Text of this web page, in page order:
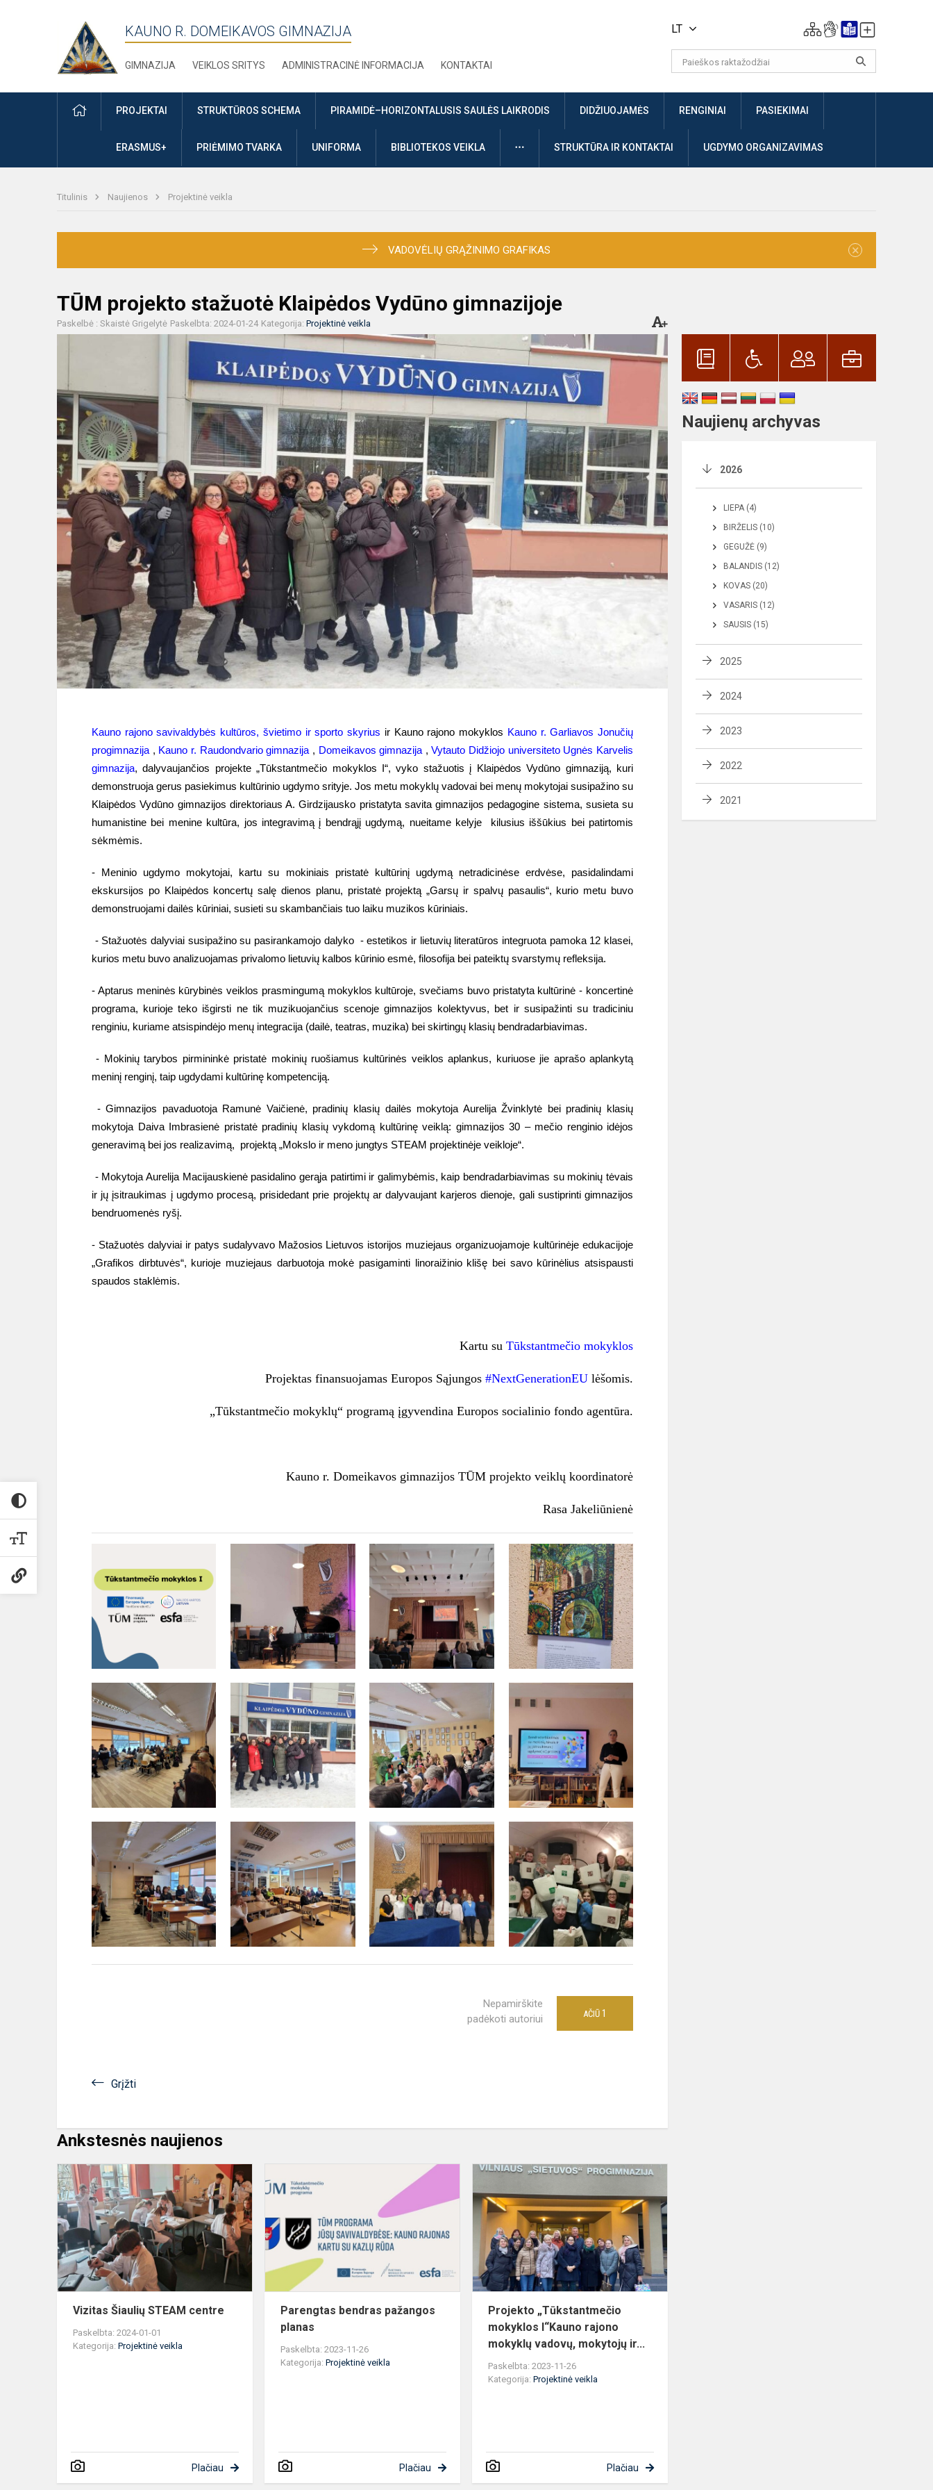
KAUNO R. DOMEIKAVOS GIMNAZIJA
GIMNAZIJA VEIKLOS SRITYS ADMINISTRACINĖ INFORMACIJA KONTAKTAI
LT
PRADŽIAPROJEKTAI STRUKTŪROS SCHEMA PIRAMIDĖ–HORIZONTALUSIS SAULĖS LAIKRODIS DIDŽIUOJAMĖS RENGINIAI PASIEKIMAI
ERASMUS+ PRIĖMIMO TVARKA UNIFORMA BIBLIOTEKOS VEIKLA DAUGIAUSTRUKTŪRA IR KONTAKTAI UGDYMO ORGANIZAVIMAS
Titulinis Naujienos Projektinė veikla
VADOVĖLIŲ GRĄŽINIMO GRAFIKAS ×
TŪM projekto stažuotė Klaipėdos Vydūno gimnazijoje
Paskelbė : Skaistė Grigelytė Paskelbta: 2024-01-24 Kategorija: Projektinė veikla
Kauno rajono savivaldybės kultūros, švietimo ir sporto skyrius ir Kauno rajono mokyklos Kauno r. Garliavos Jonučių
progimnazija , Kauno r. Raudondvario gimnazija , Domeikavos gimnazija ,Vytauto Didžiojo universiteto Ugnės Karvelis
gimnazija, dalyvaujančios projekte „Tūkstantmečio mokyklos I“, vyko stažuotis į Klaipėdos Vydūno gimnaziją, kuri
demonstruoja gerus pasiekimus kultūrinio ugdymo srityje. Jos metu mokyklų vadovai bei menų mokytojai susipažino su
Klaipėdos Vydūno gimnazijos direktoriaus A. Girdzijausko pristatyta savita gimnazijos pedagogine sistema, susieta su
humanistine bei menine kultūra, jos integravimą į bendrąjį ugdymą, nueitame kelyje kilusius iššūkius bei patirtomis
sėkmėmis.
- Meninio ugdymo mokytojai, kartu su mokiniais pristatė kultūrinį ugdymą netradicinėse erdvėse, pasidalindami
ekskursijos po Klaipėdos koncertų salę dienos planu, pristatė projektą „Garsų ir spalvų pasaulis“, kurio metu buvo
demonstruojami dailės kūriniai, susieti su skambančiais tuo laiku muzikos kūriniais.
- Stažuotės dalyviai susipažino su pasirankamojo dalyko - estetikos ir lietuvių literatūros integruota pamoka 12 klasei,
kurios metu buvo analizuojamas privalomo lietuvių kalbos kūrinio esmė, filosofija bei pateiktų svarstymų refleksija.
- Aptarus meninės kūrybinės veiklos prasmingumą mokyklos kultūroje, svečiams buvo pristatyta kultūrinė - koncertinė
programa, kurioje teko išgirsti ne tik muzikuojančius scenoje gimnazijos kolektyvus, bet ir susipažinti su tradiciniu
renginiu, kuriame atsispindėjo menų integracija (dailė, teatras, muzika) bei skirtingų klasių bendradarbiavimas.
- Mokinių tarybos pirmininkė pristatė mokinių ruošiamus kultūrinės veiklos aplankus, kuriuose jie aprašo aplankytą
meninį renginį, taip ugdydami kultūrinę kompetenciją.
- Gimnazijos pavaduotoja Ramunė Vaičienė, pradinių klasių dailės mokytoja Aurelija Žvinklytė bei pradinių klasių
mokytoja Daiva Imbrasienė pristatė pradinių klasių vykdomą kultūrinę veiklą: gimnazijos 30 – mečio renginio idėjos
generavimą bei jos realizavimą, projektą „Mokslo ir meno jungtys STEAM projektinėje veikloje“.
- Mokytoja Aurelija Macijauskienė pasidalino gerąja patirtimi ir galimybėmis, kaip bendradarbiavimas su mokinių tėvais
ir jų įsitraukimas į ugdymo procesą, prisidedant prie projektų ar dalyvaujant karjeros dienoje, gali sustiprinti gimnazijos
bendruomenės ryšį.
- Stažuotės dalyviai ir patys sudalyvavo Mažosios Lietuvos istorijos muziejaus organizuojamoje kultūrinėje edukacijoje
„Grafikos dirbtuvės“, kurioje muziejaus darbuotoja mokė pasigaminti linoraižinio klišę bei savo kūrinėlius atsispausti
spaudos staklėmis.
Kartu su Tūkstantmečio mokyklos
Projektas finansuojamas Europos Sąjungos #NextGenerationEU lėšomis.
„Tūkstantmečio mokyklų“ programą įgyvendina Europos socialinio fondo agentūra.
Kauno r. Domeikavos gimnazijos TŪM projekto veiklų koordinatorė
Rasa Jakeliūnienė
Nepamirškite
padėkoti autoriui
AČIŪ 1
Grįžti
Ankstesnės naujienos
Šiaulių
STEAM
centre
Vizitas Šiaulių STEAM centre
Paskelbta: 2024-01-01
Kategorija: Projektinė veikla
Plačiau
Parengtas
pažangos
planas
Parengtas bendras pažangos
planas
Paskelbta: 2023-11-26
Kategorija:Projektinė veikla
Plačiau
mokyklos
I“Kauno
rajono
mokyklų
vad...
Projekto „Tūkstantmečio
mokyklos I“Kauno rajono
mokyklų vadovų, mokytojų ir...
Paskelbta: 2023-11-26
Kategorija:Projektinė veikla
Plačiau
Naujienų archyvas
2026
LIEPA (4)
BIRŽELIS (10)
GEGUŽĖ (9)
BALANDIS (12)
KOVAS (20)
VASARIS (12)
SAUSIS (15)
2025
2024
2023
2022
2021